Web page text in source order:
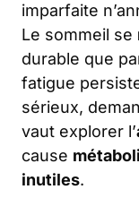
imparfaite
Le sommeil se
durable que
fatigue
sérieux,
vaut explorer l’
cause
inutiles.